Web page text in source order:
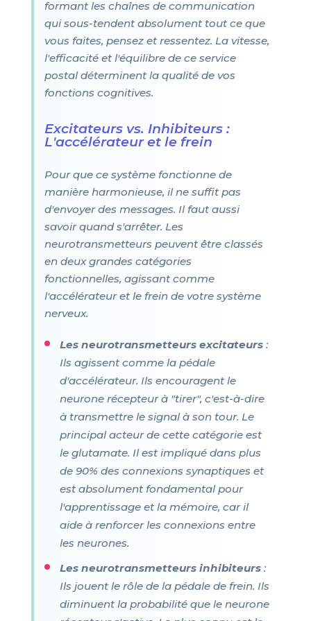
formant les chaînes de communication
qui sous-tendent absolument tout ce que
vous faites, pensez et ressentez. La vitesse,
l'efficacité et l'équilibre de ce service
postal déterminent la qualité de vos
fonctions cognitives.
Excitateurs vs. Inhibiteurs :
L'accélérateur et le frein
Pour que ce système fonctionne de
manière harmonieuse, il ne suffit pas
d'envoyer des messages. Il faut aussi
savoir quand s'arrêter. Les
neurotransmetteurs peuvent être classés
en deux grandes catégories
fonctionnelles, agissant comme
l'accélérateur et le frein de votre système
nerveux.
Les neurotransmetteurs excitateurs:
Ils agissent comme la pédale
d'accélérateur. Ils encouragent le
neurone récepteur à "tirer", c'est-à-dire
à transmettre le signal à son tour. Le
principal acteur de cette catégorie est
le glutamate. Il est impliqué dans plus
de 90% des connexions synaptiques et
est absolument fondamental pour
l'apprentissage et la mémoire, car il
aide à renforcer les connexions entre
les neurones.
Les neurotransmetteurs inhibiteurs:
Ils jouent le rôle de la pédale de frein. Ils
diminuent la probabilité que le neurone